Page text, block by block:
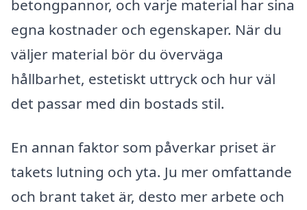
betongpannor, och varje material har sina
egna kostnader och egenskaper. När du
väljer material bör du överväga
hållbarhet, estetiskt uttryck och hur väl
det passar med din bostads stil.
En annan faktor som påverkar priset är
takets lutning och yta. Ju mer omfattande
och brant taket är, desto mer arbete och